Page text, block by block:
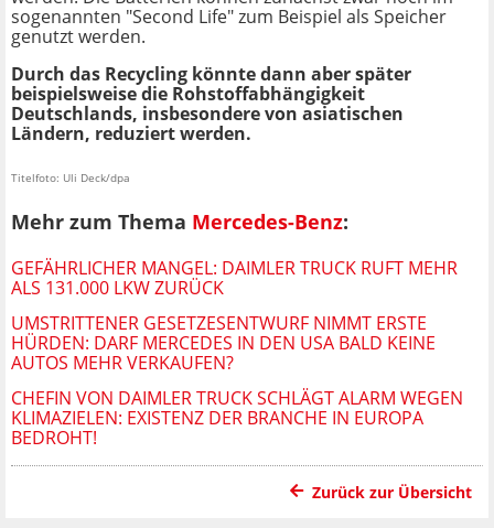
sogenannten "Second Life" zum Beispiel als Speicher
genutzt werden.
Durch das Recycling könnte dann aber später
beispielsweise die Rohstoffabhängigkeit
Deutschlands, insbesondere von asiatischen
Ländern, reduziert werden.
Titelfoto: Uli Deck/dpa
Mehr zum Thema Mercedes-Benz:
GEFÄHRLICHER MANGEL: DAIMLER TRUCK RUFT MEHR
ALS 131.000 LKW ZURÜCK
UMSTRITTENER GESETZESENTWURF NIMMT ERSTE
HÜRDEN: DARF MERCEDES IN DEN USA BALD KEINE
AUTOS MEHR VERKAUFEN?
CHEFIN VON DAIMLER TRUCK SCHLÄGT ALARM WEGEN
KLIMAZIELEN: EXISTENZ DER BRANCHE IN EUROPA
BEDROHT!
Zurück zur Übersicht